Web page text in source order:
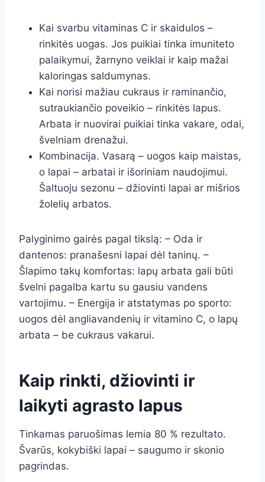
Kai svarbu vitaminas C ir skaidulos –
rinkitės uogas. Jos puikiai tinka imuniteto
palaikymui, žarnyno veiklai ir kaip mažai
kaloringas saldumynas.
Kai norisi mažiau cukraus ir raminančio,
sutraukiančio poveikio – rinkitės lapus.
Arbata ir nuovirai puikiai tinka vakare, odai,
švelniam drenažui.
Kombinacija. Vasarą – uogos kaip maistas,
o lapai – arbatai ir išoriniam naudojimui.
Šaltuoju sezonu – džiovinti lapai ar mišrios
žolelių arbatos.
Palyginimo gairės pagal tikslą: – Oda ir
dantenos: pranašesni lapai dėl taninų. –
Šlapimo takų komfortas: lapų arbata gali būti
švelni pagalba kartu su gausiu vandens
vartojimu. – Energija ir atstatymas po sporto:
uogos dėl angliavandenių ir vitamino C, o lapų
arbata – be cukraus vakarui.
Kaip rinkti, džiovinti ir
laikyti agrasto lapus
Tinkamas paruošimas lemia 80 % rezultato.
Švarūs, kokybiški lapai – saugumo ir skonio
pagrindas.